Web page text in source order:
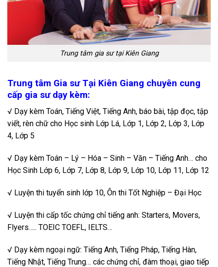
Trung tâm gia sư tại Kiên Giang
Trung tâm Gia sư Tại Kiên Giang chuyên cung
cấp gia sư dạy kèm:
√ Dạy kèm Toán, Tiếng Việt, Tiếng Anh, báo bài, tập đọc, tập
viết, rèn chữ cho Học sinh Lớp Lá, Lớp 1, Lớp 2, Lớp 3, Lớp
4, Lớp 5
√ Dạy kèm Toán – Lý – Hóa – Sinh – Văn – Tiếng Anh… cho
Học Sinh Lớp 6, Lớp 7, Lớp 8, Lớp 9, Lớp 10, Lớp 11, Lớp 12
√ Luyện thi tuyển sinh lớp 10, Ôn thi Tốt Nghiệp – Đại Học
√ Luyện thi cấp tốc chứng chỉ tiếng anh: Starters, Movers,
Flyers….. TOEIC TOEFL, IELTS…
√ Dạy kèm ngoại ngữ: Tiếng Anh, Tiếng Pháp, Tiếng Hàn,
Tiếng Nhật, Tiếng Trung… các chứng chỉ, đàm thoại, giao tiếp